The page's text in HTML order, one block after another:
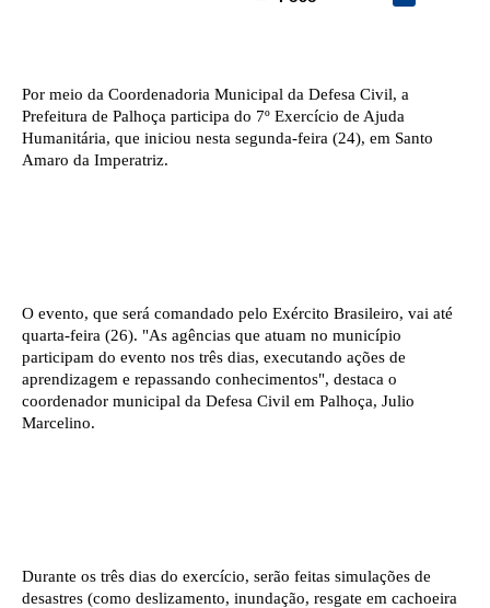
Por meio da Coordenadoria Municipal da Defesa Civil, a
Prefeitura de Palhoça participa do 7º Exercício de Ajuda
Humanitária, que iniciou nesta segunda-feira (24), em Santo
Amaro da Imperatriz.
O evento, que será comandado pelo Exército Brasileiro, vai até
quarta-feira (26). "As agências que atuam no município
participam do evento nos três dias, executando ações de
aprendizagem e repassando conhecimentos", destaca o
coordenador municipal da Defesa Civil em Palhoça, Julio
Marcelino.
Durante os três dias do exercício, serão feitas simulações de
desastres (como deslizamento, inundação, resgate em cachoeira